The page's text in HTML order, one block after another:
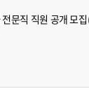
문직 직원 공개 모